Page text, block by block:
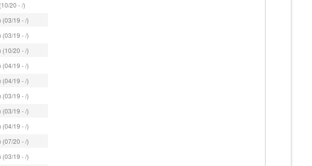
20 - /)
(03/19 - /)
(03/19 - /)
(10/20 - /)
(04/19 - /)
(04/19 - /)
(03/19 - /)
(03/19 - /)
(04/19 - /)
(07/20 - /)
(03/19 - /)